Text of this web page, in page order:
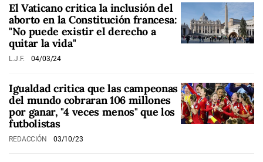
El Vaticano critica la inclusión del
aborto en la Constitución francesa:
"No puede existir el derecho a
quitar la vida"
L.J.F. 04/03/24
Igualdad critica que las campeonas
del mundo cobraran 106 millones
por ganar, "4 veces menos" que los
futbolistas
REDACCIÓN 03/10/23